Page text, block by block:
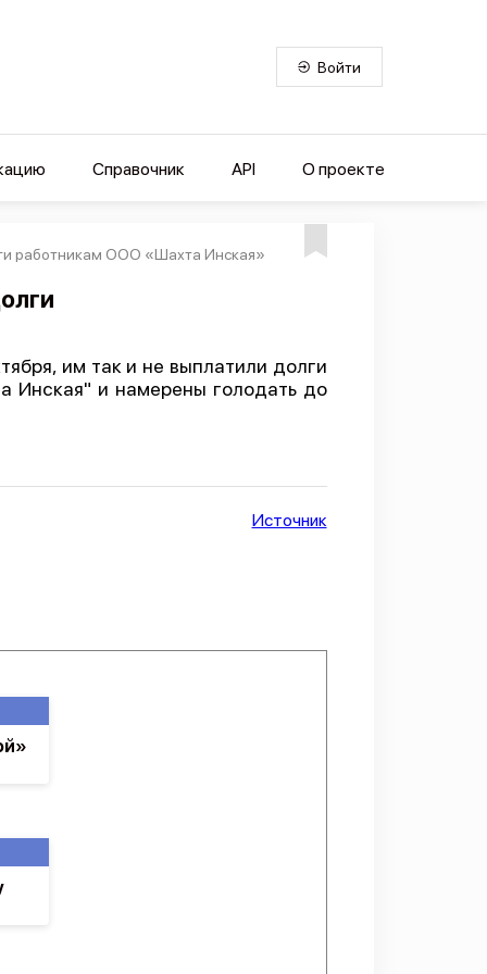
Войти
Справочник API О проекте
работникам ООО «Шахта Инская»
им так и не выплатили долги
Инская" и намерены голодать до
Источник